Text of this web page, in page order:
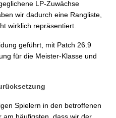
LP-Zuwächse
wir dadurch eine Rangliste,
wirklich repräsentiert.
geführt, mit Patch 26.9
für die Meister-Klasse und
Spielern in den betroffenen